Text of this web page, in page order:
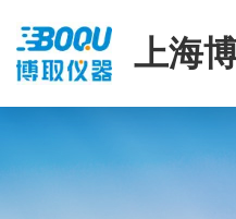
上海